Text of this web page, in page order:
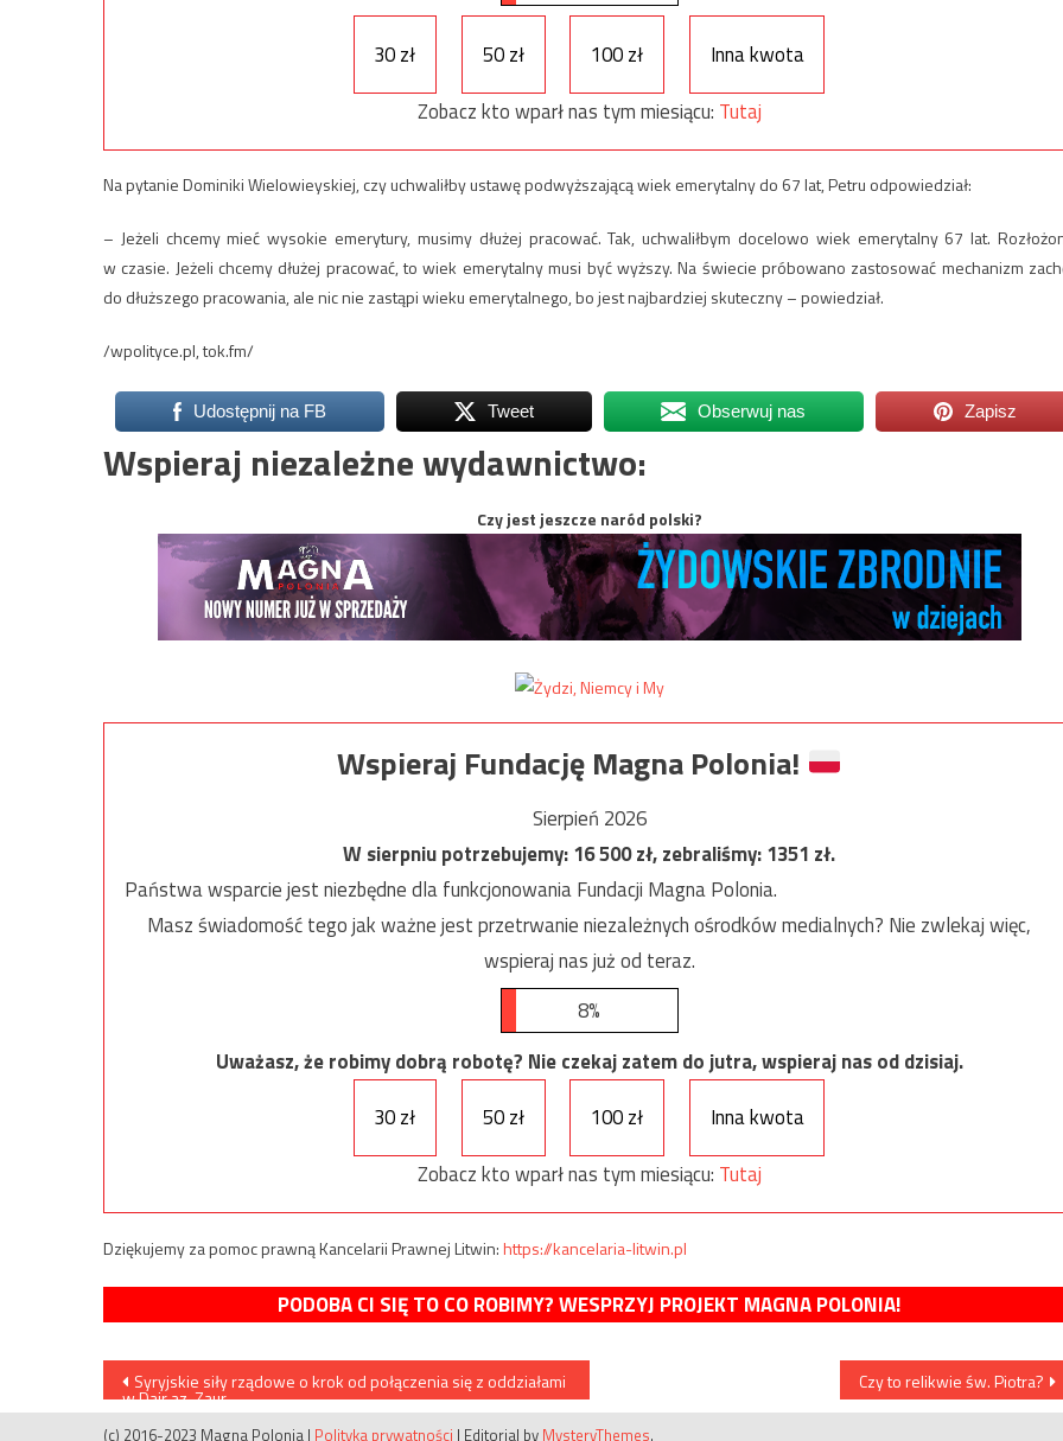
30 zł 50 zł 100 zł
Inna kwota
Zobacz kto wparł nas tym miesiącu: Tutaj
Na pytanie Dominiki Wielowieyskiej, czy uchwaliłby ustawę podwyższającą wiek emerytalny do 67 lat, Petru odpowiedział:
– Jeżeli chcemy mieć wysokie emerytury, musimy dłużej pracować. Tak, uchwaliłbym docelowo wiek emerytalny 67 lat.
w czasie. Jeżeli chcemy dłużej pracować, to wiek emerytalny musi być wyższy. Na świecie próbowano zastosować mechanizm
do dłuższego pracowania, ale nic nie zastąpi wieku emerytalnego, bo jest najbardziej skuteczny – powiedział.
/wpolityce.pl, tok.fm/
Udostępnij na FB Tweet Obserwuj nas Zapisz
Wspieraj niezależne wydawnictwo:
Czy jest jeszcze naród polski?
Wspieraj Fundację Magna Polonia!
Sierpień 2026
W sierpniu potrzebujemy:16 500zł, zebraliśmy:1351 zł.
Państwa wsparcie jest niezbędne dla funkcjonowania Fundacji Magna Polonia.
Masz świadomość tego jak ważne jest przetrwanie niezależnych ośrodków medialnych? Nie zwlekaj więc,
wspieraj nas już od teraz.
8%
Uważasz, że robimy dobrą robotę? Nie czekaj zatem do jutra, wspieraj nas od dzisiaj.
30 zł
50 zł 100 zł
Inna kwota
Zobacz kto wparł nas tym miesiącu: Tutaj
Dziękujemy za pomoc prawną Kancelarii Prawnej Litwin:https://kancelaria-litwin.pl
PODOBA CI SIĘ TO CO ROBIMY? WESPRZYJ PROJEKT MAGNA POLONIA!
Nawigacja
wpisu
Syryjskie siły rządowe o krok od połączenia się z oddziałami
w Dajr az-Zaur
Czy to relikwie św. Piotra?
(c) 2016-2023 Magna Polonia | Polityka prywatności | Editorial by MysteryThemes.